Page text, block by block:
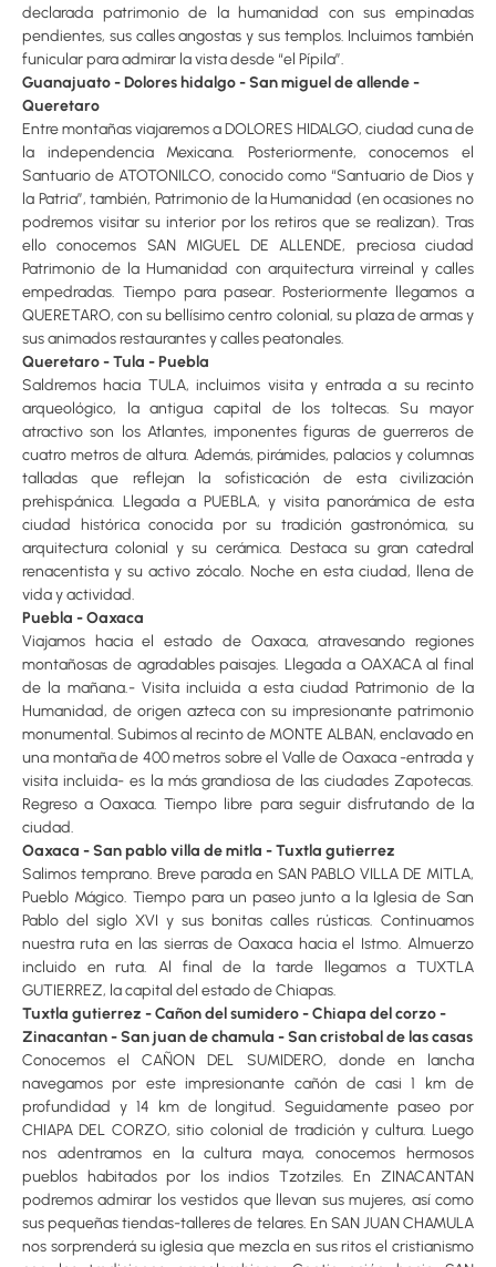
declarada patrimonio de la humanidad con sus empinadas
pendientes, sus calles angostas y sus templos. Incluimos también
funicular para admirar la vista desde “el Pípila”.
Guanajuato - Dolores hidalgo - San miguel de allende -
Queretaro
Entre montañas viajaremos a DOLORES HIDALGO, ciudad cuna de
la independencia Mexicana. Posteriormente, conocemos el
Santuario de ATOTONILCO, conocido como “Santuario de Dios y
la Patria”, también, Patrimonio de la Humanidad (en ocasiones no
podremos visitar su interior por los retiros que se realizan). Tras
ello conocemos SAN MIGUEL DE ALLENDE, preciosa ciudad
Patrimonio de la Humanidad con arquitectura virreinal y calles
empedradas. Tiempo para pasear. Posteriormente llegamos a
QUERETARO, con su bellísimo centro colonial, su plaza de armas y
sus animados restaurantes y calles peatonales.
Queretaro - Tula - Puebla
Saldremos hacia TULA, incluimos visita y entrada a su recinto
arqueológico, la antigua capital de los toltecas. Su mayor
atractivo son los Atlantes, imponentes figuras de guerreros de
cuatro metros de altura. Además, pirámides, palacios y columnas
talladas que reflejan la sofisticación de esta civilización
prehispánica. Llegada a PUEBLA, y visita panorámica de esta
ciudad histórica conocida por su tradición gastronómica, su
arquitectura colonial y su cerámica. Destaca su gran catedral
renacentista y su activo zócalo. Noche en esta ciudad, llena de
vida y actividad.
Puebla - Oaxaca
Viajamos hacia el estado de Oaxaca, atravesando regiones
montañosas de agradables paisajes. Llegada a OAXACA al final
de la mañana.- Visita incluida a esta ciudad Patrimonio de la
Humanidad, de origen azteca con su impresionante patrimonio
monumental. Subimos al recinto de MONTE ALBAN, enclavado en
una montaña de 400 metros sobre el Valle de Oaxaca -entrada y
visita incluida- es la más grandiosa de las ciudades Zapotecas.
Regreso a Oaxaca. Tiempo libre para seguir disfrutando de la
ciudad.
Oaxaca - San pablo villa de mitla - Tuxtla gutierrez
Salimos temprano. Breve parada en SAN PABLO VILLA DE MITLA,
Pueblo Mágico. Tiempo para un paseo junto a la Iglesia de San
Pablo del siglo XVI y sus bonitas calles rústicas. Continuamos
nuestra ruta en las sierras de Oaxaca hacia el Istmo. Almuerzo
incluido en ruta. Al final de la tarde llegamos a TUXTLA
GUTIERREZ, la capital del estado de Chiapas.
Tuxtla gutierrez - Cañon del sumidero - Chiapa del corzo -
Zinacantan - San juan de chamula - San cristobal de las casas
Conocemos el CAÑON DEL SUMIDERO, donde en lancha
navegamos por este impresionante cañón de casi 1 km de
profundidad y 14 km de longitud. Seguidamente paseo por
CHIAPA DEL CORZO, sitio colonial de tradición y cultura. Luego
nos adentramos en la cultura maya, conocemos hermosos
pueblos habitados por los indios Tzotziles. En ZINACANTAN
podremos admirar los vestidos que llevan sus mujeres, así como
sus pequeñas tiendas-talleres de telares. En SAN JUAN CHAMULA
nos sorprenderá su iglesia que mezcla en sus ritos el cristianismo